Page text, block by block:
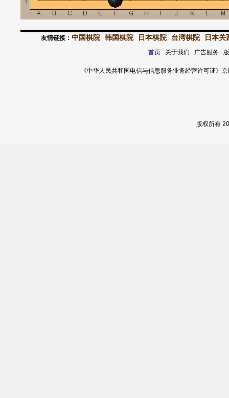
友情链接： 中国棋院 韩国棋院 日本棋院 台湾棋院 日本关
首页关于我们 广告服务
《中华人民共和国电信与信息服务业务经营许可证
版权所有